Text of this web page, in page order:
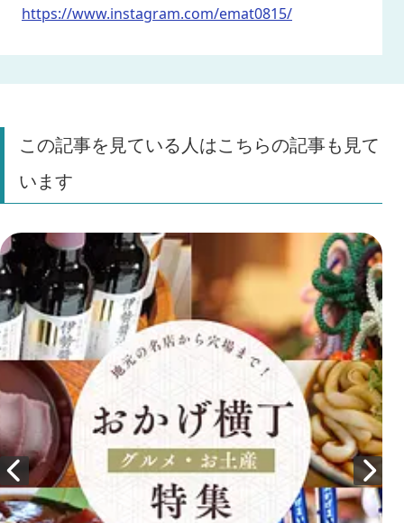
https://www.instagram.com/emat0815/
この記事を見ている人はこちらの記事も見て
います